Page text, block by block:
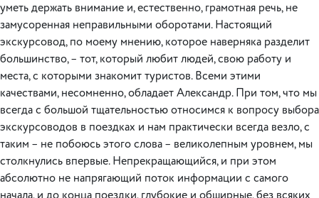
уметь держать внимание и, естественно, грамотная речь, не
замусоренная неправильными оборотами. Настоящий
экскурсовод, по моему мнению, которое наверняка разделит
большинство, – тот, который любит людей, свою работу и
места, с которыми знакомит туристов. Всеми этими
качествами, несомненно, обладает Александр. При том, что мы
всегда с большой тщательностью относимся к вопросу выбора
экскурсоводов в поездках и нам практически всегда везло, с
таким – не побоюсь этого слова – великолепным уровнем, мы
столкнулись впервые. Непрекращающийся, и при этом
абсолютно не напрягающий поток информации с самого
начала, и до конца поездки, глубокие и обширные, без всяких